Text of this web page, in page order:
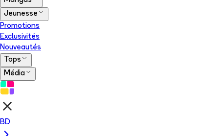
Jeunesse
Promotions
Exclusivités
Nouveautés
Tops
Média
BD